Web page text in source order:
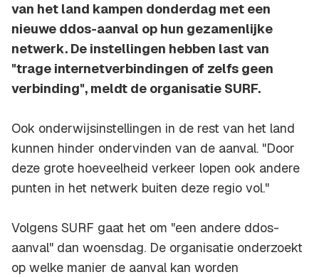
van het land kampen donderdag met een
nieuwe ddos-aanval op hun gezamenlijke
netwerk. De instellingen hebben last van
"trage internetverbindingen of zelfs geen
verbinding", meldt de organisatie SURF.
Ook onderwijsinstellingen in de rest van het land
kunnen hinder ondervinden van de aanval. "Door
deze grote hoeveelheid verkeer lopen ook andere
punten in het netwerk buiten deze regio vol."
Volgens SURF gaat het om "een andere ddos-
aanval" dan woensdag. De organisatie onderzoekt
op welke manier de aanval kan worden